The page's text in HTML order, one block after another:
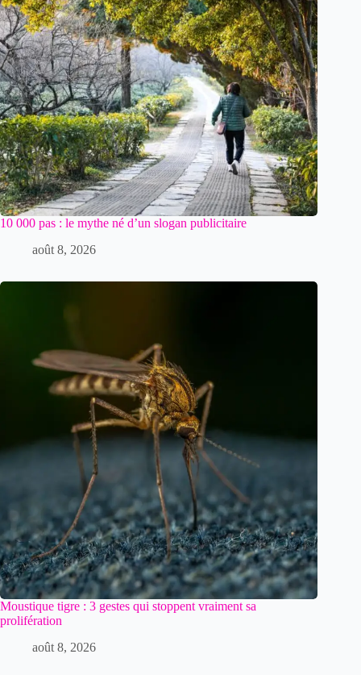
10 000 pas : le mythe né d’un slogan publicitaire
août 8, 2026
Moustique tigre : 3 gestes qui stoppent vraiment sa
prolifération
août 8, 2026